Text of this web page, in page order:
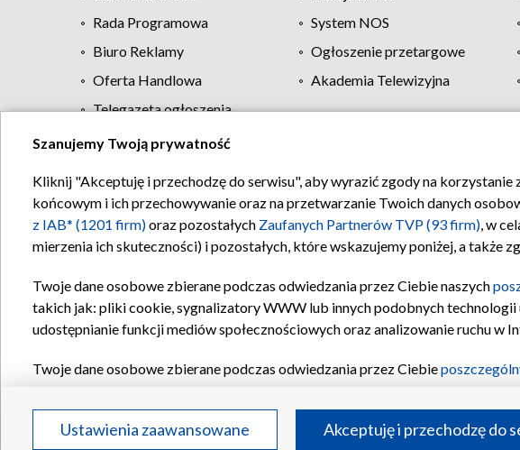
Rada Programowa
System NOS
Biuro Reklamy
Ogłoszenie przetargowe
Oferta Handlowa
Akademia Telewizyjna
Telegazeta ogłoszenia
Regulamin TVP Polityka
Szanujemy Twoją prywatność
Kliknij "Akceptuję i przechodzę do serwisu", aby wyrazić zgody na
końcowym i ich przechowywanie oraz na przetwarzanie Twoich danych
z IAB* (1201 firm)oraz pozostałych Zaufanych Partnerów TVP (93 firm), w
mierzenia ich skuteczności) i pozostałych, które wskazujemy poniżej, a także
Twoje dane osobowe zbierane podczas odwiedzania przez Ciebie naszych
takich jak: pliki cookie, sygnalizatory WWW lub innych podobnych
udostępnianie funkcji mediów społecznościowych oraz analizowanie ruchu w
Twoje dane osobowe zbierane podczas odwiedzania przez Ciebie
Partnerów TVPdla realizacji następujących celów i funkcji: przechowywania
reklam, tworzenia profilu spersonalizowanych reklam, tworzenia profilu
Ustawienia zaawansowane Akceptuję i przechodzę do